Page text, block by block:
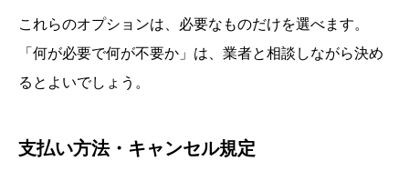
これらのオプションは、必要なものだけを選べます。
「何が必要で何が不要か」は、業者と相談しながら決め
るとよいでしょう。
支払い方法・キャンセル規定